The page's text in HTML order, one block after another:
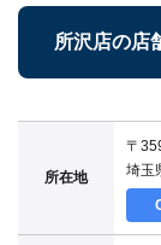
所沢店の店
所在地
〒
埼玉